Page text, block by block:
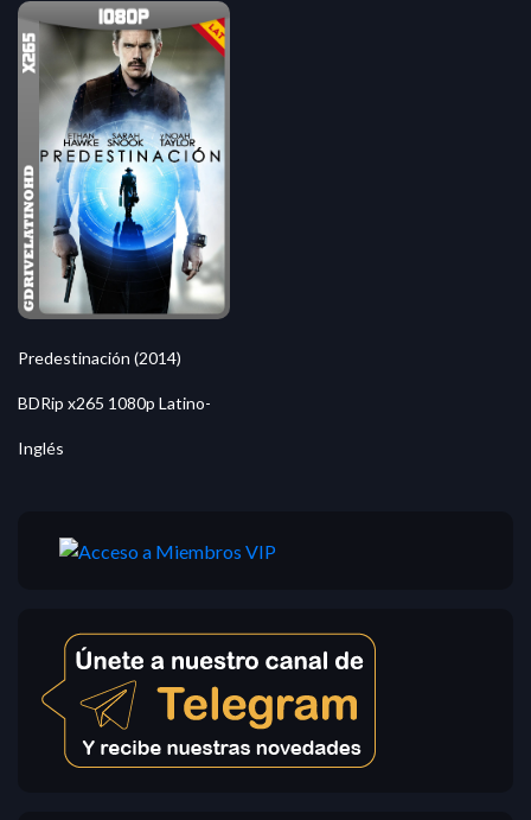
Predestinación (2014)
BDRip x265 1080p Latino-
Inglés